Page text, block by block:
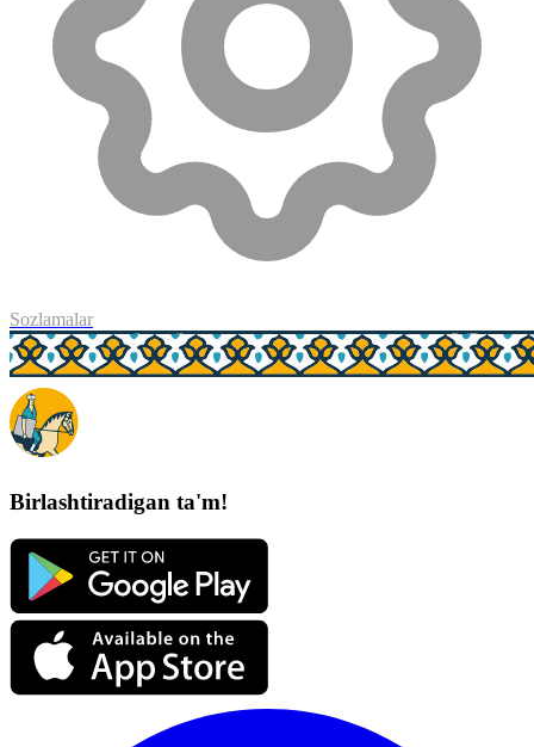
Sozlamalar
Birlashtiradigan ta'm!